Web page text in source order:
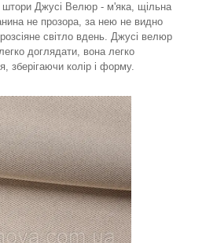
штори Джусі Велюр - м'яка, щільна
не прозора, за нею не видно
світло вдень. Джусі велюр
доглядати, вона легко
зберігаючи колір і форму.